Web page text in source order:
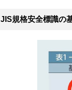
JIS規格安全標識の